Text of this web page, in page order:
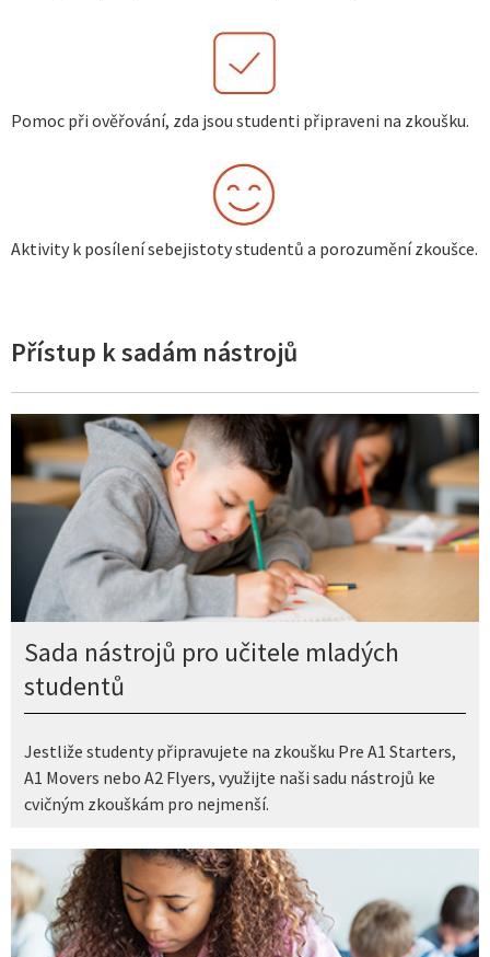
Pomoc při ověřování, zda jsou studenti připraveni na zkoušku.
Aktivity k posílení sebejistoty studentů a porozumění zkoušce.
Přístup k sadám nástrojů
Sada nástrojů pro učitele mladých
studentů
Jestliže studenty připravujete na zkoušku Pre A1 Starters,
A1 Movers nebo A2 Flyers, využijte naši sadu nástrojů ke
cvičným zkouškám pro nejmenší.